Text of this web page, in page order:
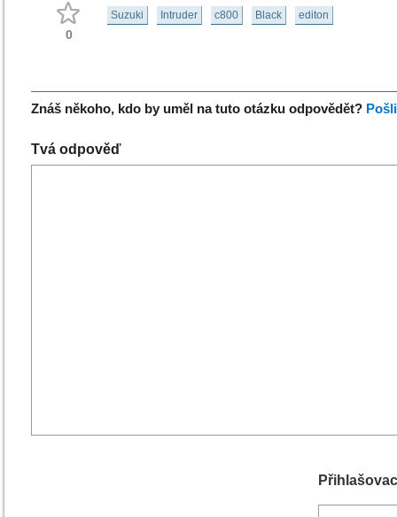
0
Suzuki Intruder c800 Black editon
Znáš někoho, kdo by uměl na tuto otázku odpovědět?
Tvá odpověď